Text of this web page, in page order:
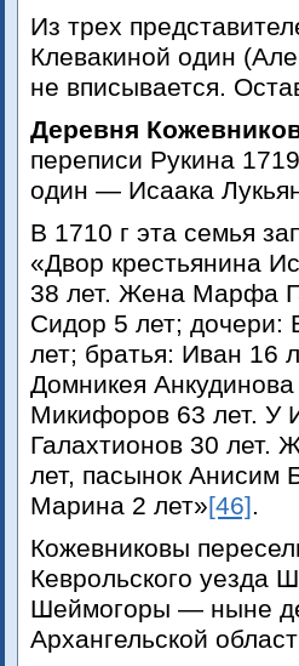
Из трех
Клевакиной один
не вписывается.
Деревня
переписи Рукина
один — Исаака
В 1710 г эта семья
«Двор крестьянина
38 лет. Жена Марфа
Сидор 5 лет; дочери:
лет; братья: Иван 16
Домникея
Микифоров 63 лет. У
Галахтионов 30 лет.
лет, пасынок Анисим
Марина 2 лет»[46].
Кожевниковы
Кеврольского уезда
Шеймогоры — ныне
Архангельской